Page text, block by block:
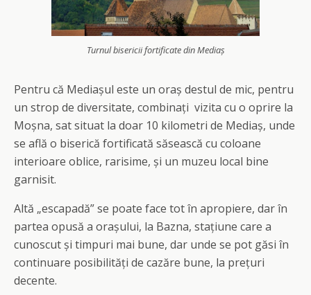
Turnul bisericii fortificate din Mediaș
Pentru că Mediașul este un oraș destul de mic, pentru
un strop de diversitate, combinați vizita cu o oprire la
Moșna, sat situat la doar 10 kilometri de Mediaș, unde
se află o biserică fortificată săsească cu coloane
interioare oblice, rarisime, și un muzeu local bine
garnisit.
Altă „escapadă” se poate face tot în apropiere, dar în
partea opusă a orașului, la Bazna, stațiune care a
cunoscut și timpuri mai bune, dar unde se pot găsi în
continuare posibilități de cazăre bune, la prețuri
decente.